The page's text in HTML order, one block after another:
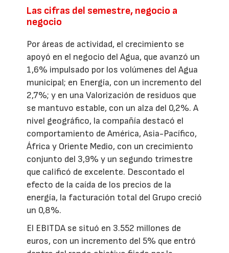
Las cifras del semestre, negocio a
negocio
Por áreas de actividad, el crecimiento se
apoyó en el negocio del Agua, que avanzó un
1,6% impulsado por los volúmenes del Agua
municipal; en Energía, con un incremento del
2,7%; y en una Valorización de residuos que
se mantuvo estable, con un alza del 0,2%. A
nivel geográfico, la compañía destacó el
comportamiento de América, Asia-Pacífico,
África y Oriente Medio, con un crecimiento
conjunto del 3,9% y un segundo trimestre
que calificó de excelente. Descontado el
efecto de la caída de los precios de la
energía, la facturación total del Grupo creció
un 0,8%.
El EBITDA se situó en 3.552 millones de
euros, con un incremento del 5% que entró